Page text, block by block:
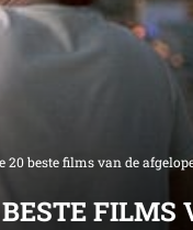
beste films van de
FILMS